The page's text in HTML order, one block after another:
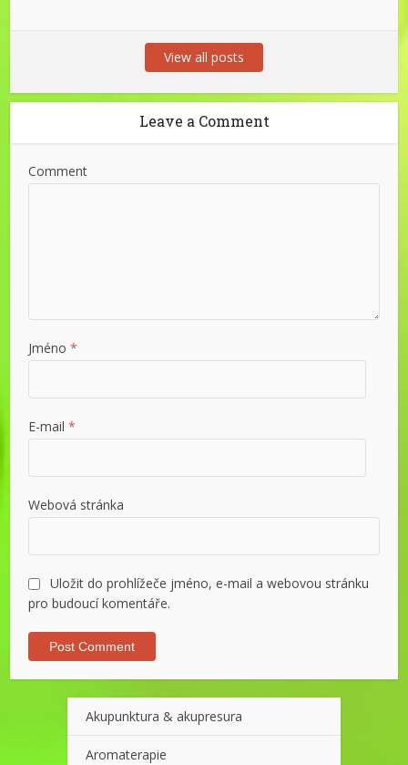
View all posts
Leave a Comment
Comment
Jméno*
E-mail*
Webová stránka
Uložit do prohlížeče jméno, e-mail a webovou stránku
pro budoucí komentáře.
Akupunktura & akupresura
Aromaterapie